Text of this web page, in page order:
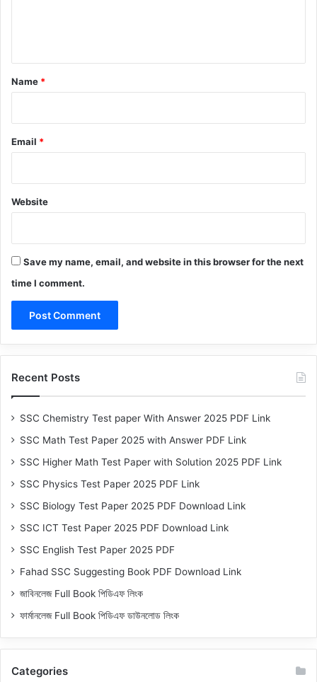
*
Name *
Email *
Website
Save my name, email, and website in this browser for the next
time I comment.
Recent Posts
SSC Chemistry Test paper With Answer 2025 PDF Link
SSC Math Test Paper 2025 with Answer PDF Link
SSC Higher Math Test Paper with Solution 2025 PDF Link
SSC Physics Test Paper 2025 PDF Link
SSC Biology Test Paper 2025 PDF Download Link
SSC ICT Test Paper 2025 PDF Download Link
SSC English Test Paper 2025 PDF
Fahad SSC Suggesting Book PDF Download Link
জাবিনলেজ Full Book পিডিএফ লিংক
ফার্মানলেজ Full Book পিডিএফ ডাউনলোড লিংক
Categories